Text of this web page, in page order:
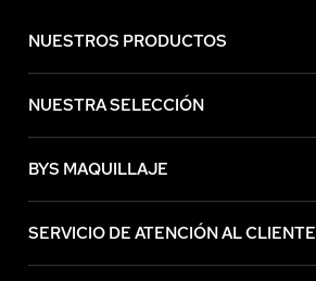
NUESTROS PRODUCTOS
NUESTRA SELECCIÓN
BYS MAQUILLAJE
SERVICIO DE ATENCIÓN AL CLIENTE